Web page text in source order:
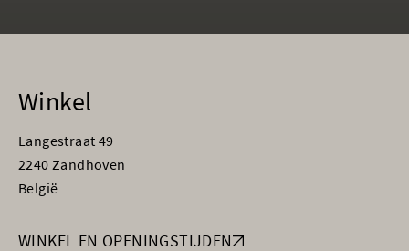
Winkel
Langestraat 49
2240 Zandhoven
België
WINKEL EN OPENINGSTIJDEN